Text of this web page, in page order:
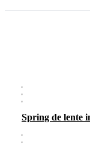
Spring de lente